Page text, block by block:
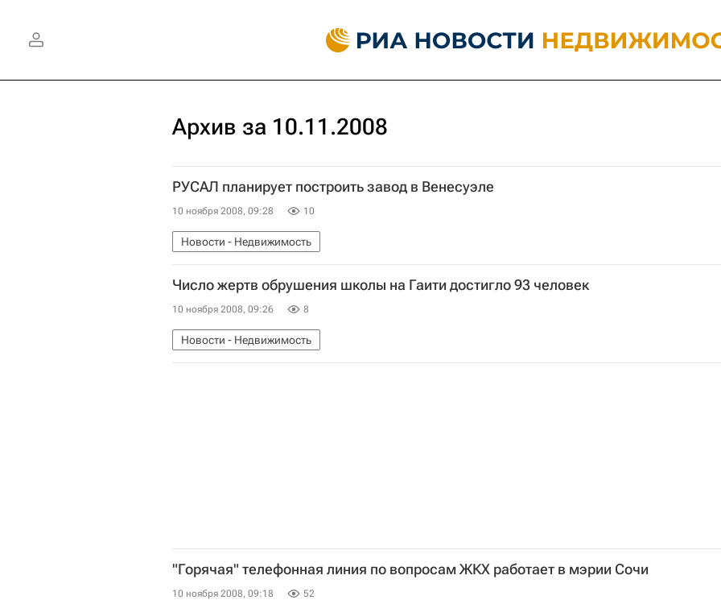
Архив за 10.11.2008
РУСАЛ планирует построить завод в Венесуэле
10 ноября 2008, 09:28 10
Новости - Недвижимость
Число жертв обрушения школы на Гаити достигло 93 человек
10 ноября 2008, 09:26 8
Новости - Недвижимость
"Горячая" телефонная линия по вопросам ЖКХ работает в мэрии Сочи
10 ноября 2008, 09:18 52